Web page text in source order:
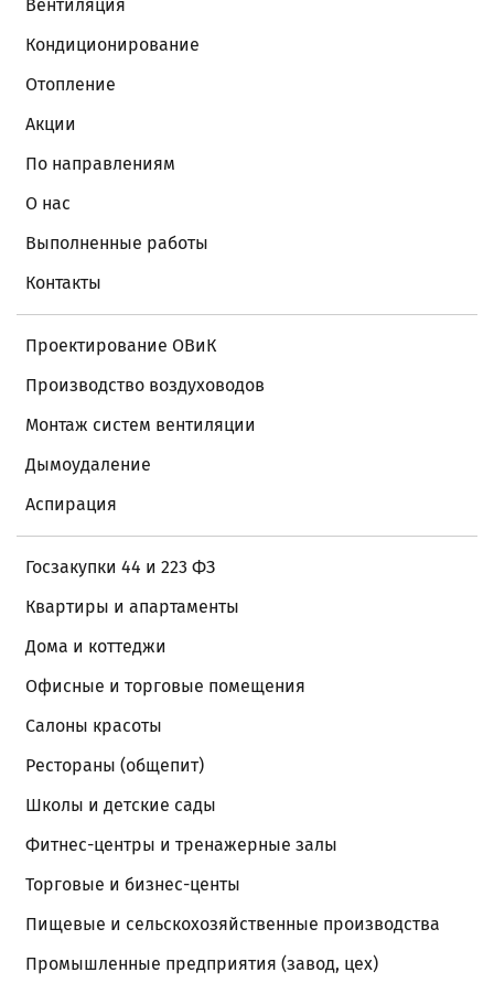
Вентиляция
Кондиционирование
Отопление
Акции
По направлениям
О нас
Выполненные работы
Контакты
Проектирование ОВиК
Производство воздуховодов
Монтаж систем вентиляции
Дымоудаление
Аспирация
Госзакупки 44 и 223 ФЗ
Квартиры и апартаменты
Дома и коттеджи
Офисные и торговые помещения
Салоны красоты
Рестораны (общепит)
Школы и детские сады
Фитнес-центры и тренажерные залы
Торговые и бизнес-центы
Пищевые и сельскохозяйственные производства
Промышленные предприятия (завод, цех)